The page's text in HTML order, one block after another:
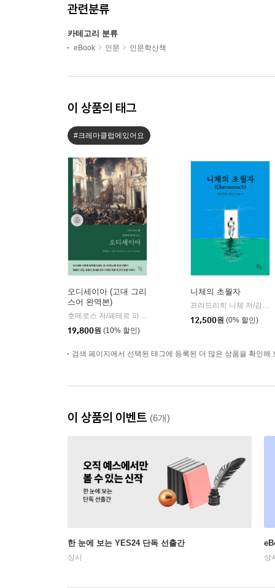
관련분류
카테고리 분류
eBook 인문 인문학산책
이 상품의 태그
#크레마클럽에있어요
오디세이아 (고대 그리
스어 완역본)
| 현대지성
19,800원 (10% 할인)
니체의 초월자
12,500원 (0% 할인)
검색 페이지에서 선택된 태그에 등록된 더 많은 상품을 확인해
이 상품의 이벤트 (6개)
한 눈에 보는 YES24 단독 선출간
상시 상